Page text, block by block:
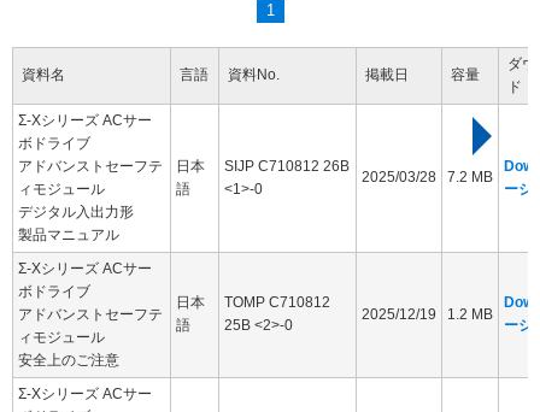
1
資料名 言語 資料No. 掲載日 容量
ダウ
ド
Σ-Xシリーズ ACサー
ボドライブ
アドバンストセーフテ
ィモジュール
デジタル入出力形
製品マニュアル
日本
語
SIJP C710812 26B
<1>-0
2025/03/28 7.2 MB
ージ
Σ-Xシリーズ ACサー
ボドライブ
アドバンストセーフテ
ィモジュール
安全上のご注意
日本
語
TOMP C710812
25B <2>-0
2025/12/19 1.2 MB
ージ
Σ-Xシリーズ ACサー